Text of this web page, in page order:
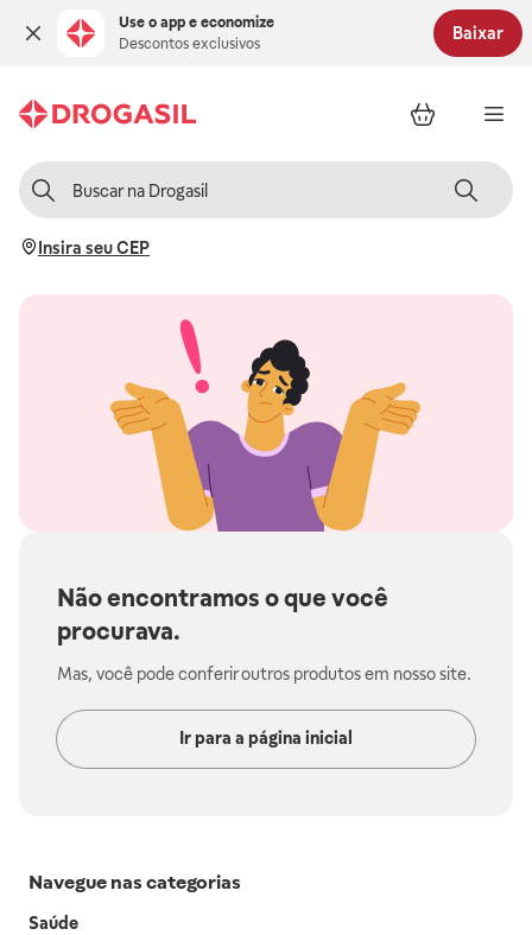
Use o app e economize
Descontos exclusivos
Baixar
Insira seu CEP
Não encontramos o que você
procurava.
Mas, você pode conferir outros produtos em nosso site.
Ir para a página inicial
Navegue nas categorias
Saúde